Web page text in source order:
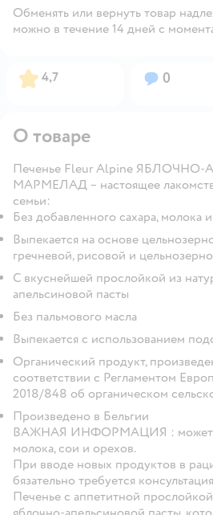
Обменять или вернуть товар
можно в течение 14 дней с
Рейтинг:
4,7 Вопросов:
0
О товаре
Печенье Fleur Alpine
МАРМЕЛАД – настоящее
семьи:
Без добавленного сахара, молока
Выпекается на основе
гречневой, рисовой и
С вкуснейшей прослойкой из
апельсиновой пасты
Без пальмового масла
Выпекается с использованием
Органический продукт,
соответствии с Регламентом
2018/848 об органическом
Произведено в Бельгии
ВАЖНАЯ ИНФОРМАЦИЯ : может
молока, сои и орехов.
При вводе новых продуктов в
бязательно требуется
Печенье с аппетитной